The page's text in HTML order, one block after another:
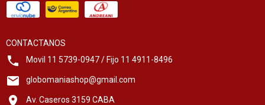
CONTACTANOS
Movil 11 5739-0947 / Fijo 11 4911-8496
globomaniashop@gmail.com
Av. Caseros 3159 CABA